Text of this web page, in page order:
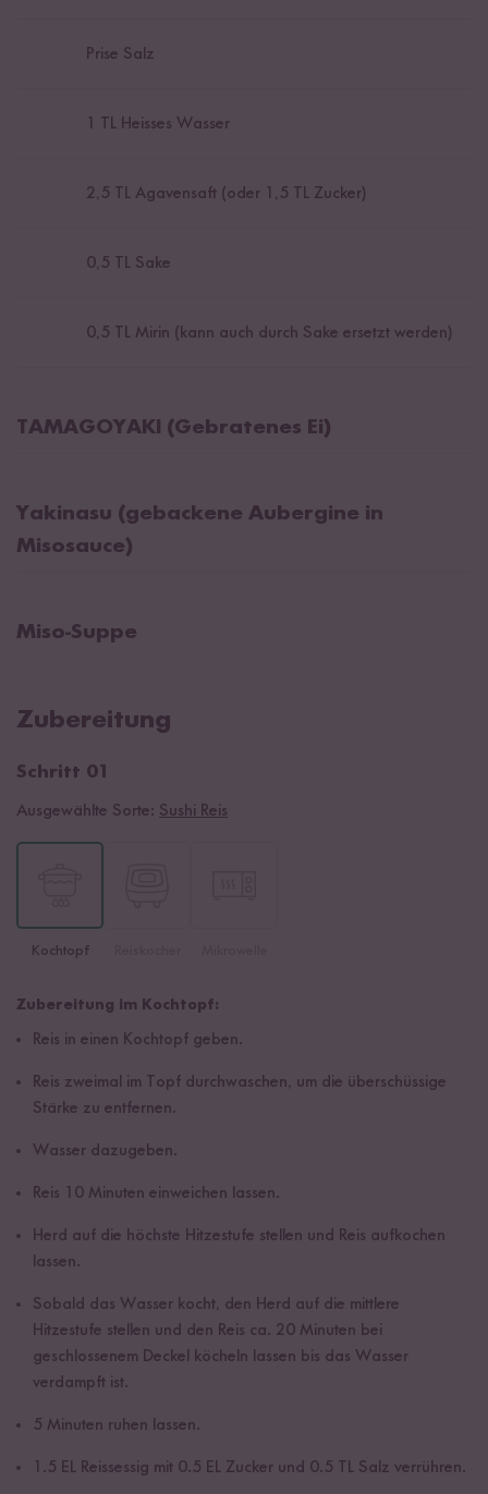
Prise Salz
TL Heisses Wasser
2,5 TL Agavensaft (oder 1,5 TL Zucker)
0,5 TL Sake
0,5 TL Mirin (kann auch durch Sake ersetzt werden)
TAMAGOYAKI (Gebratenes Ei)
Yakinasu (gebackene Aubergine in
Misosauce)
Miso-Suppe
Zubereitung
Schritt 01
Ausgewählte Sorte: Sushi Reis
Kochtopf
Zubereitung im Kochtopf:
Reis in einen Kochtopf geben.
Reis zweimal im Topf durchwaschen, um die überschüssige
Stärke zu entfernen.
Wasser dazugeben.
Reis 10 Minuten einweichen lassen.
Herd auf die höchste Hitzestufe stellen und Reis aufkochen
lassen.
Sobald das Wasser kocht, den Herd auf die mittlere
Hitzestufe stellen und den Reis ca. 20 Minuten bei
geschlossenem Deckel köcheln lassen bis das Wasser
verdampft ist.
5 Minuten ruhen lassen.
1.5 EL Reissessig mit 0.5 EL Zucker und 0.5 TL Salz verrühren.